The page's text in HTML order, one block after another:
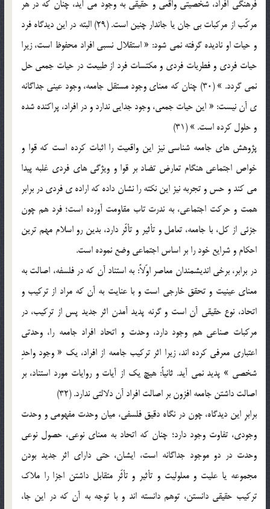
فرهنگي افراد، شخصيتي واقعي و حقيقي به وجود مي آيد، چنان که در هر
مرکّب از مرکبات بي جان يا جاندار چنين است. (29) البته در اين ديدگاه فرد
و حيات او ناديده گرفته نمي شود: « استقلال نسبي افراد محفوظ است، زيرا
حيات فردي و فطريات فردي و مکتسات فرد از طبيعت در حيات جمعي حل
نمي گردد. » (30) چنان که معناي وجود مستقل جامعه، وجود عيني جداگانه
ي آن نيست: « اين حيات جمعي، وجود جدايي ندارد و در افراد، پراکنده شده
و حلول کرده است. » (31)
پژوهش هاي جامعه شناسي نيز اين واقعيت را اثبات کرده است که قوا و
خواص اجتماعي هنگام تعارض تضاد بر قوا و ويژگي هاي فردي غلبه پيدا
مي کند و حس و تجربه نيز اين نکته را نشان داده که اراده ي فردي در برابر
همت و حرکت اجتماعي، به ندرت تاب مقاومت آورده است؛ فرد هم چون
جزئي از کل، با جامعه، تعامل و تأثير و تأثّر دارد، بدين رو اسلام مهم ترين
احکام و شرايع خود را بر اساس اجتماعي وضع نموده است.
در برابر، برخي انديشمندان معاصر اوّلاً: به استناد آن که در فلسفه، اصالت به
معناي عينيت و تحقق خارجي است و با عنايت به آن که مراد از ترکيب و
اتحاد، نوع حقيقي آن است و گرنه پديد آمدن اثر جديد پس از ترکيب، در
مرکبات صناعي هم وجود دارد، وحدت و اتحاد افراد جامعه را، وحدتي
اعتباري معرفي کرده اند، زيرا اثر ترکيب جامعه از افراد، يک « وجود واحدِ
شخصي » پديد نمي آيد. ثانياً: هيچ يک از آيات و روايات مورد استناد، بر
اصالت داشتن جامعه افزون بر اصالت افراد آن دلالتي ندارد. (32)
برابرِ اين ديدگاه، چون در نگاه دقيق فلسفي، ميان وحدت مفهومي و وحدت
وجودي، تفاوت وجود دارد؛ چنان که اتحاد به معناي نوعي، حصول نوعي
وحدت در دو موجود جداگانه است، ايشان، حتي داراي اثر جديد بودن
مجموعه يا عليت و معلوليت و تأثير و تأثّر متقابل داشتن اجزا را ملاک
ترکيب حقيقي دانستن، توهم دانسته اند و با توجه به آن که در اين جا،